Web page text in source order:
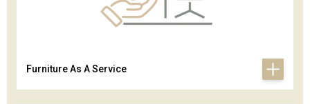
Furniture As A Service